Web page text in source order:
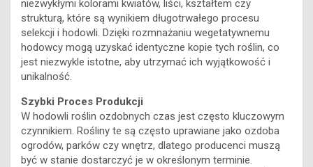
niezwykłymi kolorami kwiatów, liści, kształtem czy
strukturą, które są wynikiem długotrwałego procesu
selekcji i hodowli. Dzięki rozmnażaniu wegetatywnemu
hodowcy mogą uzyskać identyczne kopie tych roślin, co
jest niezwykle istotne, aby utrzymać ich wyjątkowość i
unikalność.
Szybki Proces Produkcji
W hodowli roślin ozdobnych czas jest często kluczowym
czynnikiem. Rośliny te są często uprawiane jako ozdoba
ogrodów, parków czy wnętrz, dlatego producenci muszą
być w stanie dostarczyć je w określonym terminie.